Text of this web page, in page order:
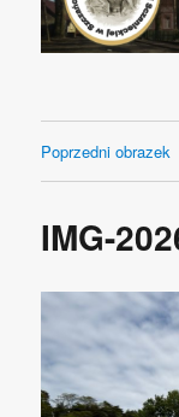
Poprzedni obrazek
IMG-